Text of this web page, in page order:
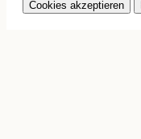
Cookies akzeptieren